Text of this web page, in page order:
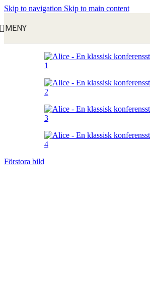
Skip to navigation Skip to main content
MENY
Förstora bild